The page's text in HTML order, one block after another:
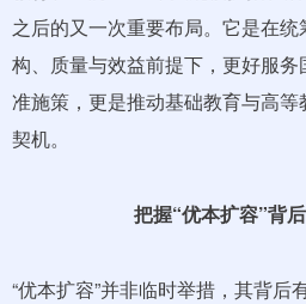
之后的又一次重要布局。它是在
构、质量与效益前提下，更好服
准施策，更是推动基础教育与高
契机。
把握“优本扩容”背
“优本扩容”并非临时举措，其背后